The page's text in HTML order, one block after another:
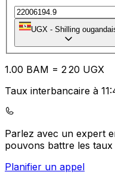
UGX - Shilling
1.00 BAM = 220 UGX
Taux interbancaire à
Parlez avec un expert
pouvons battre les
Planifier un appel